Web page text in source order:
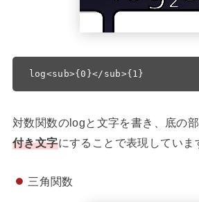
log<sub>{0}</sub>{1}
対数関数のlogと文字を書き、底の
付き文字にすることで表現していま
三角関数